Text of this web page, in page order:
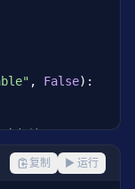
, False):
降低成本",
自动标注"]
复制 ▶ 运行